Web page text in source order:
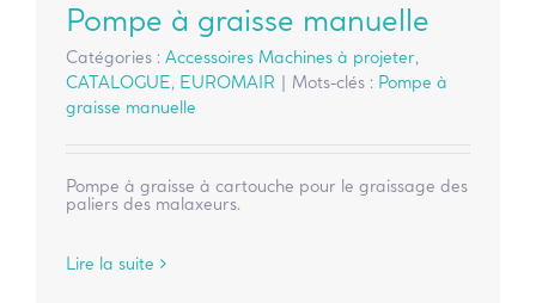
Pompe à graisse manuelle
Catégories : Accessoires Machines à projeter,
CATALOGUE, EUROMAIR Mots-clés : Pompe à
graisse manuelle
Pompe à graisse à cartouche pour le graissage des
paliers des malaxeurs.
Lire la suite